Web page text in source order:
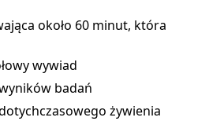
około 60 minut, która
wywiad
badań
żywienia